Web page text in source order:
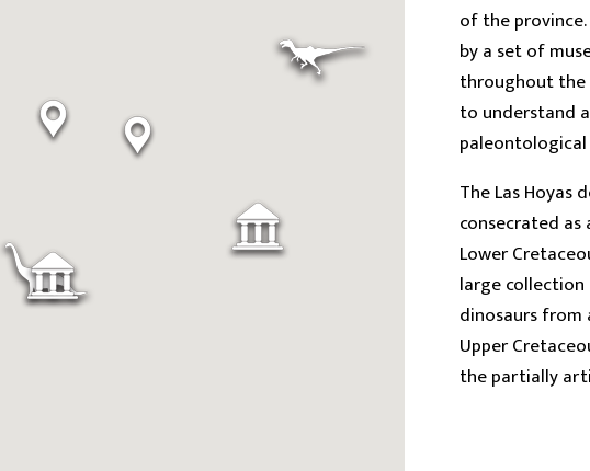
of the
by a set of
throughout
to understand
The Las Hoyas
consecrated
Lower
large collection
dinosaurs from
Upper
the partially